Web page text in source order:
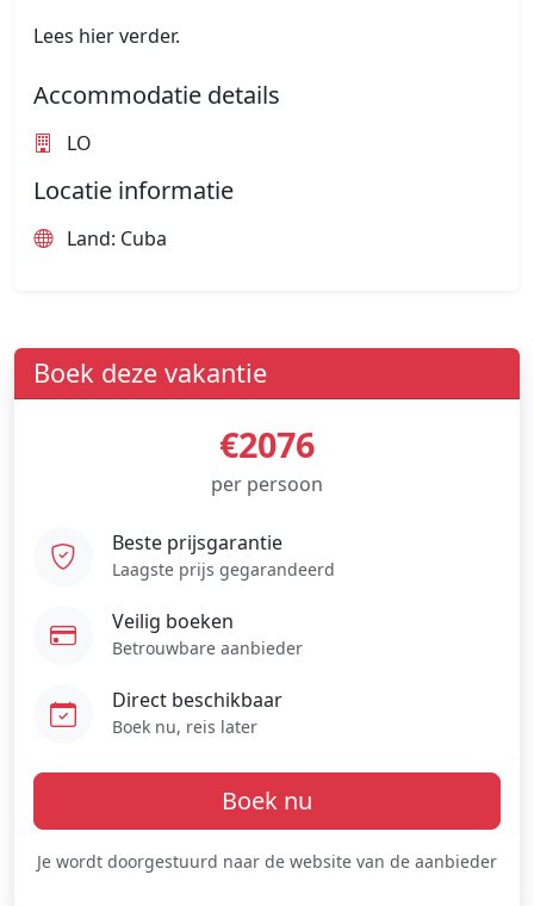
Lees hier verder.
Accommodatie details
LO
Locatie informatie
Land: Cuba
Boek deze vakantie
€2076
per persoon
Beste prijsgarantie
Laagste prijs gegarandeerd
Veilig boeken
Betrouwbare aanbieder
Direct beschikbaar
Boek nu, reis later
Boek nu
Je wordt doorgestuurd naar de website van de aanbieder